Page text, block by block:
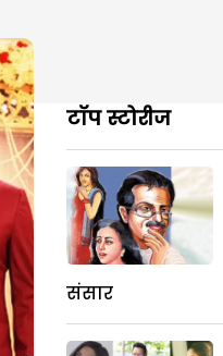
टॉप स्टोरीज
संसार